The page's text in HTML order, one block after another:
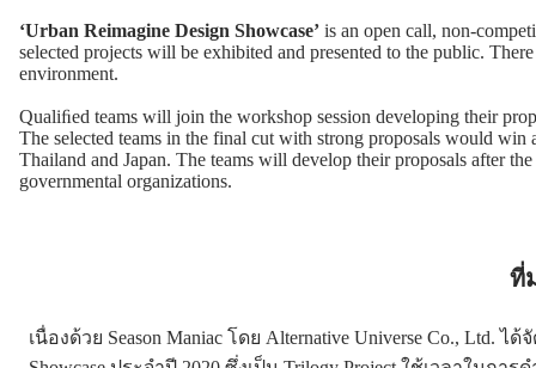
‘Urban Reimagine Design Showcase’ is an open call, non-
selected projects will be exhibited and presented to the public.
environment.
Qualiﬁed teams will join the workshop session developing their
The selected teams in the final cut with strong proposals would
Thailand and Japan. The teams will develop their proposals after
governmental organizations.
ที่
เนื่องด้วย Season Maniac โดย Alternative Universe Co., Ltd.